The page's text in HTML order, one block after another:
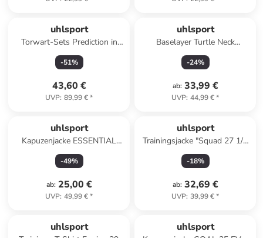
uhlsport
Torwart-Sets Prediction in
marine/fluo gelb
-51%
43,60 €
UVP: 89,99 €*
uhlsport
Baselayer Turtle Neck
Performance Pro in weiß
-24%
ab: 33,99 €
UVP: 44,99 €*
uhlsport
Kapuzenjacke ESSENTIAL
HOOD Kids in dark grau
melange
-49%
ab: 25,00 €
UVP: 49,99 €*
uhlsport
Trainingsjacke "Squad 27 1/4
Zip Top" in Blau
-18%
ab: 32,69 €
UVP: 39,99 €*
uhlsport uhlsport